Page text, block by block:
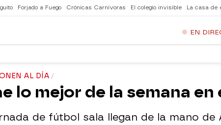
Forjado a Fuego Crónicas Carnívoras El colegio invisible La casa de
EN
AL DÍA
lo mejor de la semana
de fútbol sala llegan de la mano